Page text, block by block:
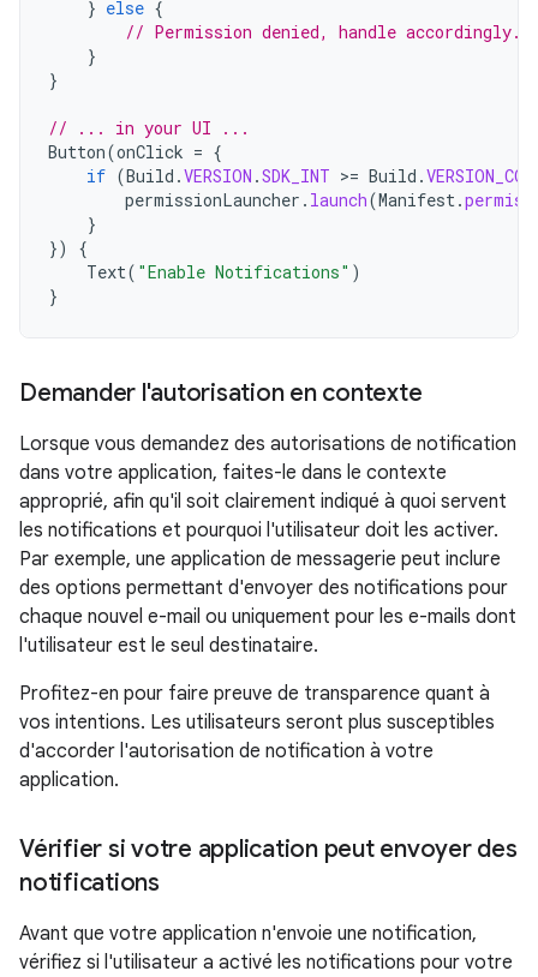
} else {
// Permission denied, handle accordingly.
}
}
// ... in your UI ...
Button(onClick = {
if (Build .VERSION .SDK_INT >= Build .
permissionLauncher . launch(Manifest.
}
})
{
Text( "Enable Notifications" )
}
Demander l'autorisation en contexte
Lorsque vous demandez des autorisations de notification
dans votre application, faites-le dans le contexte
approprié, afin qu'il soit clairement indiqué à quoi servent
les notifications et pourquoi l'utilisateur doit les activer.
Par exemple, une application de messagerie peut inclure
des options permettant d'envoyer des notifications pour
chaque nouvel e-mail ou uniquement pour les e-mails dont
l'utilisateur est le seul destinataire.
Profitez-en pour faire preuve de transparence quant à
vos intentions. Les utilisateurs seront plus susceptibles
d'accorder l'autorisation de notification à votre
application.
Vérifier si votre application peut envoyer des
notifications
Avant que votre application n'envoie une notification,
vérifiez si l'utilisateur a activé les notifications pour votre